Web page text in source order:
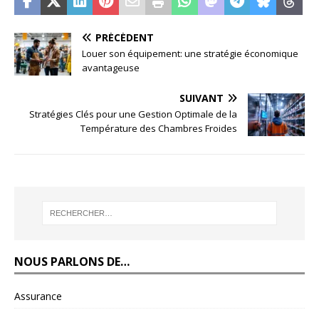
PRÉCÉDENT
Louer son équipement: une stratégie économique
avantageuse
SUIVANT
Stratégies Clés pour une Gestion Optimale de la
Température des Chambres Froides
NOUS PARLONS DE…
Assurance